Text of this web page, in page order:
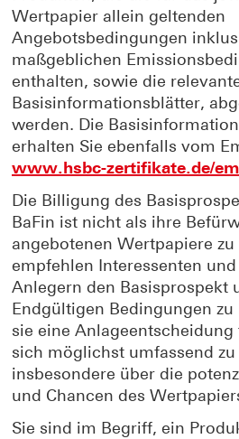
Wertpapier allein geltenden
Angebotsbedingungen
maßgeblichen
enthalten, sowie die
Basisinformationsblätter,
werden. Die
erhalten Sie ebenfalls vom
www.hsbc-zertifikate.de/
Die Billigung des
BaFin ist nicht als ihre
angebotenen Wertpapiere
empfehlen Interessenten
Anlegern den Basisprospekt
Endgültigen Bedingungen zu
sie eine
sich möglichst umfassend
insbesondere über die
und Chancen des
Sie sind im Begriff, ein